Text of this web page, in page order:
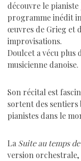
découvre le
programme inédit
œuvres de Grieg et
improvisations.
Doulcet a vécu plus
musicienne danoise.
Son récital est
sortent des sentiers
pianistes dans le
La Suite au temps
version orchestrale,